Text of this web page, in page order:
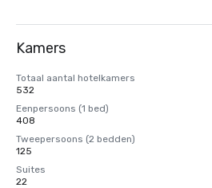
Kamers
Totaal aantal hotelkamers
532
Eenpersoons (1 bed)
408
Tweepersoons (2 bedden)
125
Suites
22